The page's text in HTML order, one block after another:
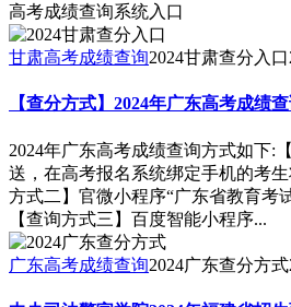
高考成绩查询系统入口
甘肃高考成绩查询2024甘肃查分入口
【查分方式】2024年广东高考成绩
2024年广东高考成绩查询方式如下:
送，在高考报名系统绑定手机的考
方式二】官微小程序“广东省教育考
【查询方式三】百度智能小程序...
广东高考成绩查询2024广东查分方式